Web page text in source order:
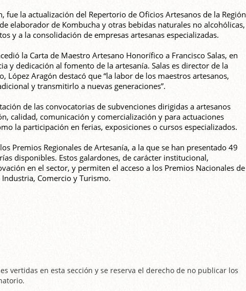
fue la actualización del Repertorio de Oficios Artesanos de la Región
elaborador de Kombucha y otras bebidas naturales no alcohólicas,
y a la consolidación de empresas artesanas especializadas.
la Carta de Maestro Artesano Honorífico a Francisco Salas, en
y dedicación al fomento de la artesanía. Salas es director de la
López Aragón destacó que “la labor de los maestros artesanos,
y transmitirlo a nuevas generaciones”.
de las convocatorias de subvenciones dirigidas a artesanos
calidad, comunicación y comercialización y para actuaciones
la participación en ferias, exposiciones o cursos especializados.
Premios Regionales de Artesanía, a la que se han presentado 49
disponibles. Estos galardones, de carácter institucional,
en el sector, y permiten el acceso a los Premios Nacionales de
Comercio y Turismo.
vertidas en esta sección y se reserva el derecho de no publicar los